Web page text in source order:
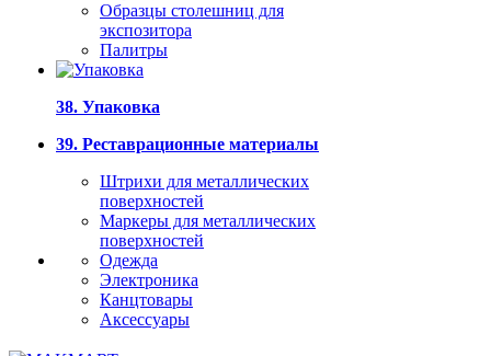
Образцы столешниц для
экспозитора
Палитры
38. Упаковка
39. Реставрационные материалы
Штрихи для металлических
поверхностей
Маркеры для металлических
поверхностей
Одежда
Электроника
Канцтовары
Аксессуары